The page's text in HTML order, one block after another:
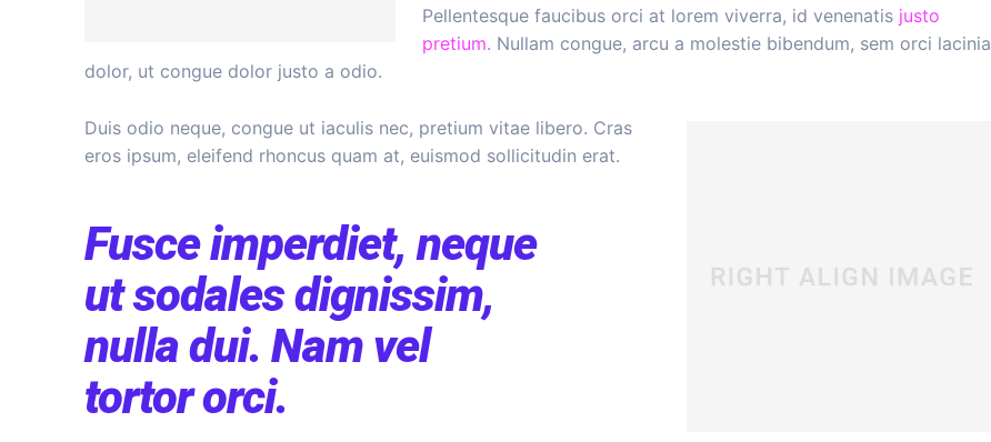
Pellentesque faucibus orci at lorem viverra, id venenatis justo
pretium. Nullam congue, arcu a molestie bibendum, sem orci lacinia
dolor, ut congue dolor justo a odio.
Duis odio neque, congue ut iaculis nec, pretium vitae libero. Cras
eros ipsum, eleifend rhoncus quam at, euismod sollicitudin erat.
Fusce imperdiet, neque
ut sodales dignissim,
nulla dui. Nam vel
tortor orci.